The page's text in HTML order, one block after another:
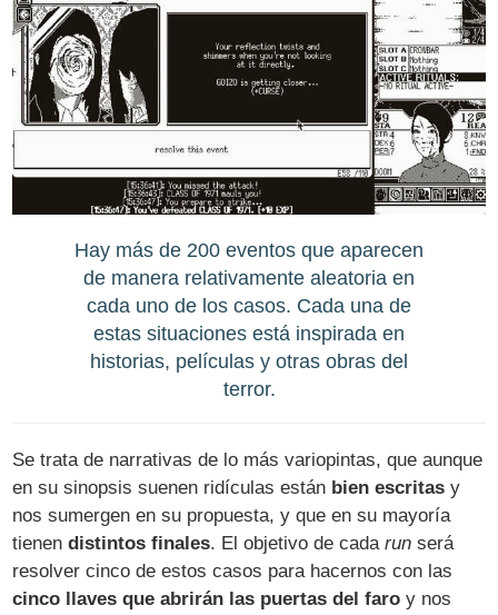
Hay más de 200 eventos que aparecen
de manera relativamente aleatoria en
cada uno de los casos. Cada una de
estas situaciones está inspirada en
historias, películas y otras obras del
terror.
Se trata de narrativas de lo más variopintas, que aunque
en su sinopsis suenen ridículas están bien escritas y
nos sumergen en su propuesta, y que en su mayoría
tienendistintos finales. El objetivo de cadarun será
resolver cinco de estos casos para hacernos con las
cinco llaves que abrirán las puertas del faro y nos